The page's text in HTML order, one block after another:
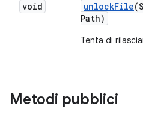
void unlockFile
Path)
Tenta di
Metodi pubblici